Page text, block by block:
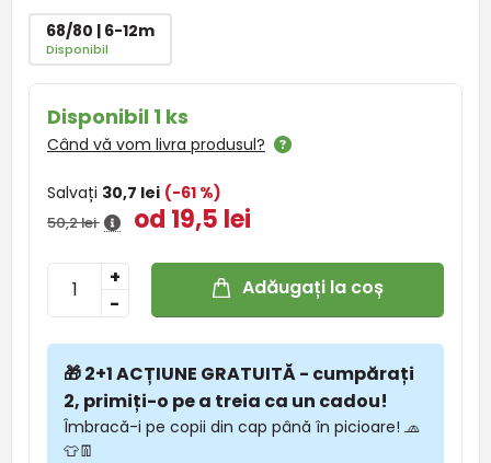
68/80 | 6-12m
Disponibil
Disponibil 1 ks
Când vă vom livra produsul?
Salvați 30,7 lei (-61 %)
50,2 lei od 19,5 lei
-
+ Adăugați la coș
🎁 2+1 ACȚIUNE GRATUITĂ - cumpărați
2, primiți-o pe a treia ca un cadou!
Îmbracă-i pe copii din cap până în picioare! 🧢
👕👖